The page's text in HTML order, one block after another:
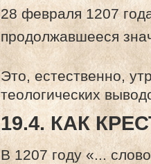
28 февраля 1207
продолжавшееся
Это, естественно,
теологических
19.4. КАК
В 1207 году «...